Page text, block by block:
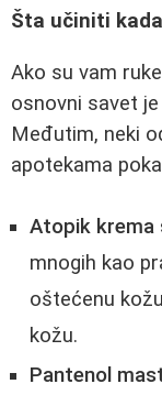
Šta učiniti
Ako su vam
osnovni savet
Međutim, neki
apotekama
Atopik krema
mnogih kao
oštećenu
kožu.
Pantenol